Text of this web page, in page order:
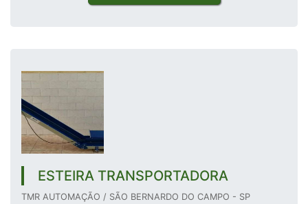
ESTEIRA TRANSPORTADORA
TMR AUTOMAÇÃO / SÃO BERNARDO DO CAMPO - SP